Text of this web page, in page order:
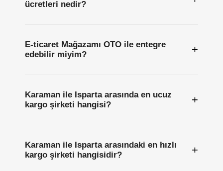
ücretleri nedir?
E-ticaret Mağazamı OTO ile entegre
edebilir miyim?
+
Karaman ile Isparta arasında en ucuz
kargo şirketi hangisi?
+
Karaman ile Isparta arasındaki en hızlı
kargo şirketi hangisidir?
+